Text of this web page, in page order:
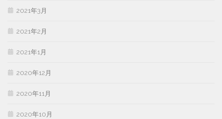
2021年3月
2021年2月
2021年1月
2020年12月
2020年11月
2020年10月